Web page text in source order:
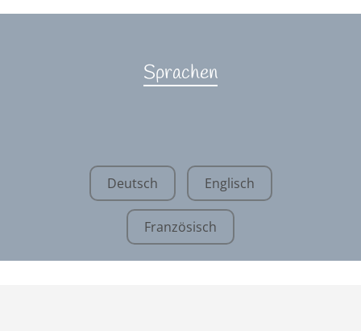
Sprachen
Deutsch Englisch
Französisch